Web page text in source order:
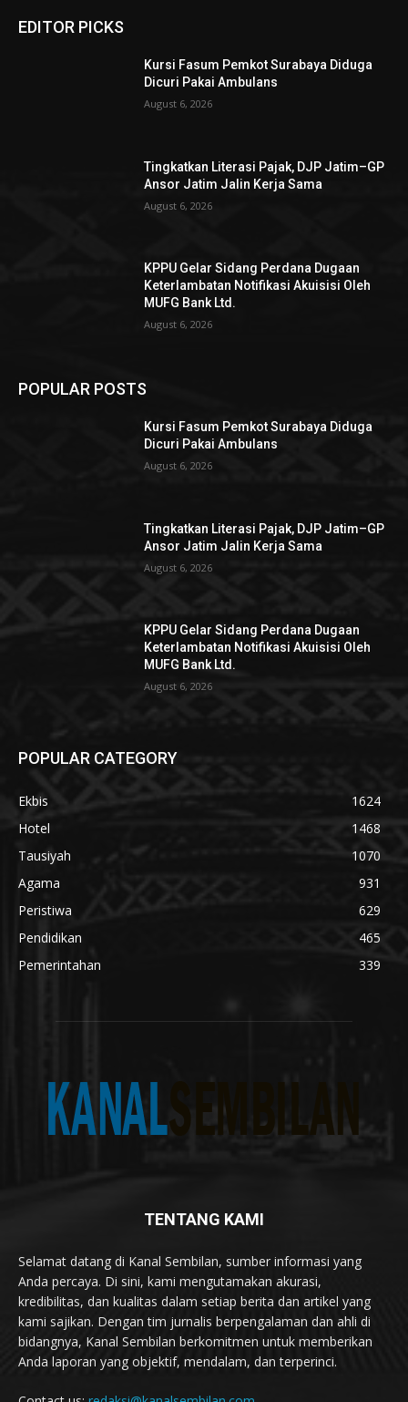
EDITOR PICKS
Kursi Fasum Pemkot Surabaya Diduga
Dicuri Pakai Ambulans
August 6, 2026
Tingkatkan Literasi Pajak, DJP Jatim–GP
Ansor Jatim Jalin Kerja Sama
August 6, 2026
KPPU Gelar Sidang Perdana Dugaan
Keterlambatan Notifikasi Akuisisi Oleh
MUFG Bank Ltd.
August 6, 2026
POPULAR POSTS
Kursi Fasum Pemkot Surabaya Diduga
Dicuri Pakai Ambulans
August 6, 2026
Tingkatkan Literasi Pajak, DJP Jatim–GP
Ansor Jatim Jalin Kerja Sama
August 6, 2026
KPPU Gelar Sidang Perdana Dugaan
Keterlambatan Notifikasi Akuisisi Oleh
MUFG Bank Ltd.
August 6, 2026
POPULAR CATEGORY
Ekbis
1624
Hotel
1468
Tausiyah
1070
Agama
931
Peristiwa
629
Pendidikan
465
Pemerintahan
339
TENTANG KAMI
Selamat datang di Kanal Sembilan, sumber informasi yang
Anda percaya. Di sini, kami mengutamakan akurasi,
kredibilitas, dan kualitas dalam setiap berita dan artikel yang
kami sajikan. Dengan tim jurnalis berpengalaman dan ahli di
bidangnya, Kanal Sembilan berkomitmen untuk memberikan
Anda laporan yang objektif, mendalam, dan terperinci.